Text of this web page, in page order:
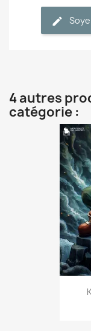
4 autres
catégorie :